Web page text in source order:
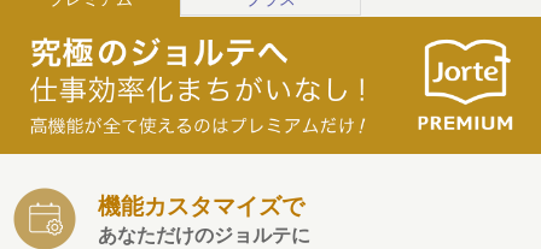
機能カスタマイズで
あなただけのジョルテに